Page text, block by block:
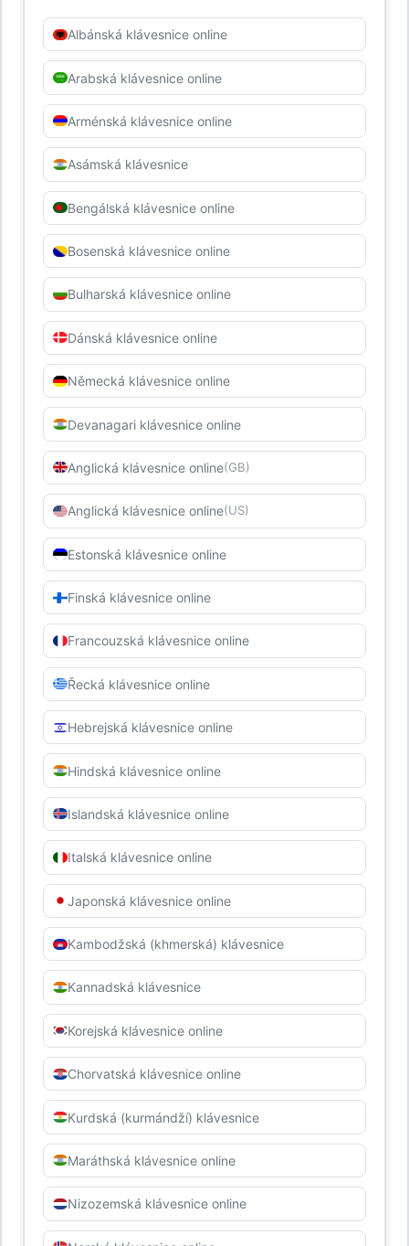
Albánská klávesnice online
Arabská klávesnice online
Arménská klávesnice online
Asámská klávesnice
Bengálská klávesnice online
Bosenská klávesnice online
Bulharská klávesnice online
Dánská klávesnice online
Německá klávesnice online
Devanagari klávesnice online
Anglická klávesnice online(GB)
Anglická klávesnice online(US)
Estonská klávesnice online
Finská klávesnice online
Francouzská klávesnice online
Řecká klávesnice online
Hebrejská klávesnice online
Hindská klávesnice online
Islandská klávesnice online
Italská klávesnice online
Japonská klávesnice online
Kambodžská (khmerská) klávesnice
Kannadská klávesnice
Korejská klávesnice online
Chorvatská klávesnice online
Kurdská (kurmándží) klávesnice
Maráthská klávesnice online
Nizozemská klávesnice online